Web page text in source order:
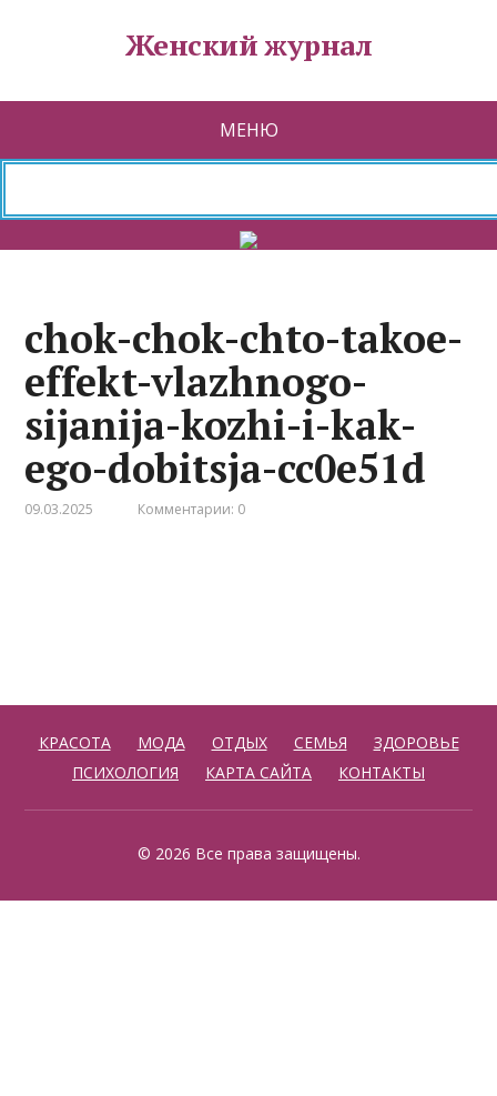
Женский журнал
МЕНЮ
chok-chok-chto-takoe-
effekt-vlazhnogo-
sijanija-kozhi-i-kak-
ego-dobitsja-cc0e51d
09.03.2025 Комментарии: 0
КРАСОТА МОДА ОТДЫХ СЕМЬЯ
ЗДОРОВЬЕ
ПСИХОЛОГИЯ
КАРТА САЙТА КОНТАКТЫ
© 2026 Все права защищены.